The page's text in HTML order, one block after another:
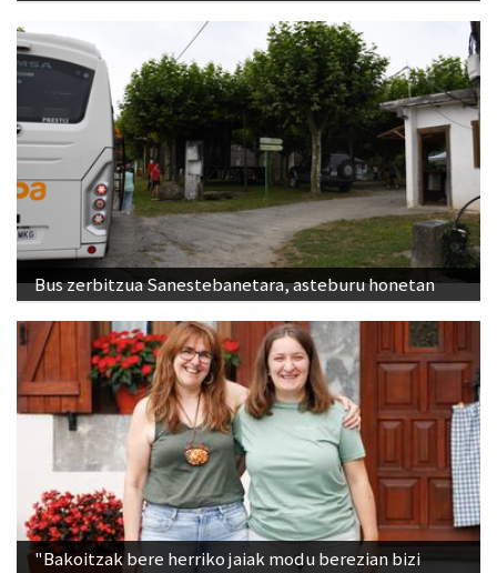
Bus zerbitzua Sanestebanetara, asteburu honetan
"Bakoitzak bere herriko jaiak modu berezian bizi